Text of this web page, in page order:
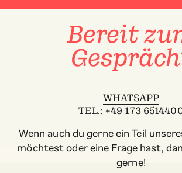
Bereit
WHATSAPP
TEL.: +49 173
Wenn auch du gerne ein Teil
möchtest oder eine Frage hast,
gerne!